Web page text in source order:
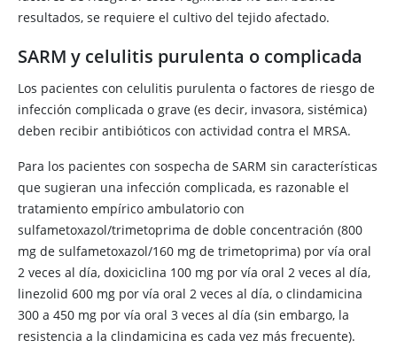
resultados, se requiere el cultivo del tejido afectado.
SARM y celulitis purulenta o complicada
Los pacientes con celulitis purulenta o factores de riesgo de
infección complicada o grave (es decir, invasora, sistémica)
deben recibir antibióticos con actividad contra el MRSA.
Para los pacientes con sospecha de SARM sin características
que sugieran una infección complicada, es razonable el
tratamiento empírico ambulatorio con
sulfametoxazol/trimetoprima de doble concentración (800
mg de sulfametoxazol/160 mg de trimetoprima) por vía oral
2 veces al día, doxiciclina 100 mg por vía oral 2 veces al día,
linezolid 600 mg por vía oral 2 veces al día, o clindamicina
300 a 450 mg por vía oral 3 veces al día (sin embargo, la
resistencia a la clindamicina es cada vez más frecuente).